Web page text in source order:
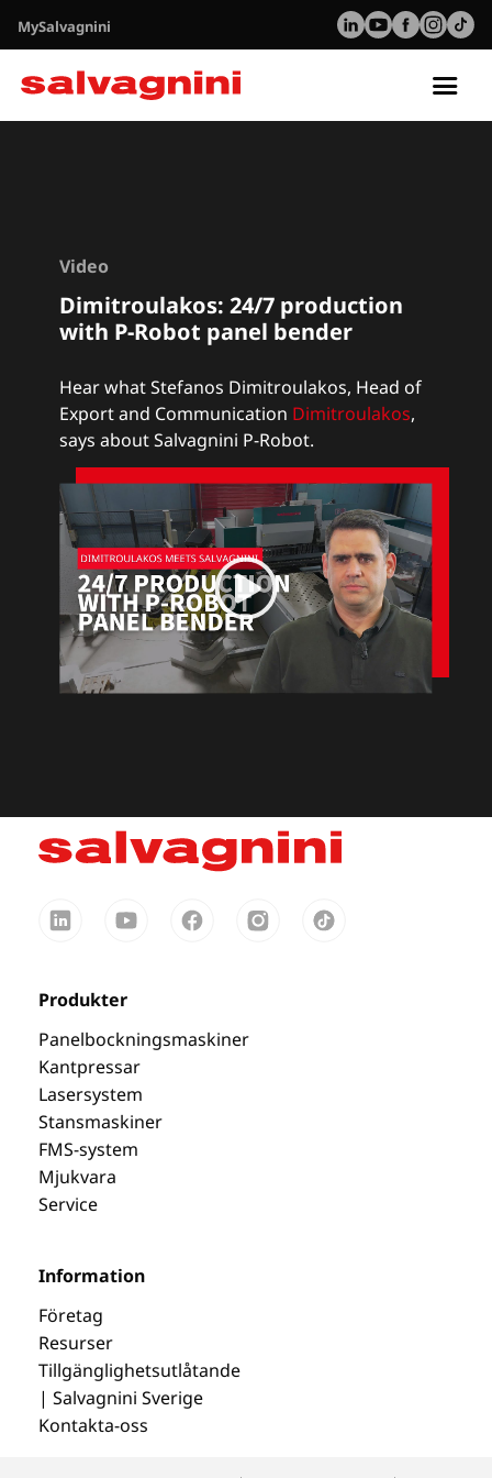
MySalvagnini
Video
Dimitroulakos: 24/7 production
with P-Robot panel bender
Hear what Stefanos Dimitroulakos, Head of
Export and Communication Dimitroulakos,
says about Salvagnini P-Robot.
Produkter
Panelbockningsmaskiner
Kantpressar
Lasersystem
Stansmaskiner
FMS-system
Mjukvara
Service
Information
Företag
Resurser
Tillgänglighetsutlåtande
| Salvagnini Sverige
Kontakta-oss